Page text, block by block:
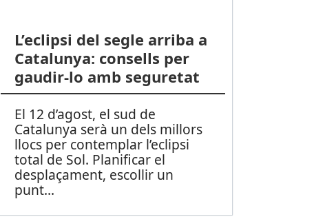
L’eclipsi del segle arriba a
Catalunya: consells per
gaudir-lo amb seguretat
El 12 d’agost, el sud de
Catalunya serà un dels millors
llocs per contemplar l’eclipsi
total de Sol. Planificar el
desplaçament, escollir un
punt...